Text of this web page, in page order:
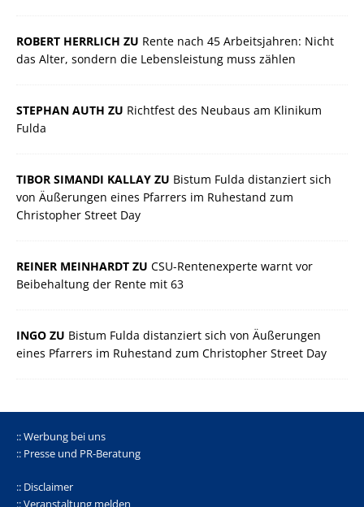
ROBERT HERRLICH ZU Rente nach 45 Arbeitsjahren: Nicht
das Alter, sondern die Lebensleistung muss zählen
STEPHAN AUTH ZU Richtfest des Neubaus am Klinikum
Fulda
TIBOR SIMANDI KALLAY ZU Bistum Fulda distanziert sich
von Äußerungen eines Pfarrers im Ruhestand zum
Christopher Street Day
REINER MEINHARDT ZU CSU-Rentenexperte warnt vor
Beibehaltung der Rente mit 63
INGO ZU Bistum Fulda distanziert sich von Äußerungen
eines Pfarrers im Ruhestand zum Christopher Street Day
:: Werbung bei uns
:: Presse und PR-Beratung
:: Disclaimer
:: Veranstaltung melden